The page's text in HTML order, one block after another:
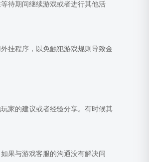
待期间继续游戏或者进行其他活
挂程序，以免触犯游戏规则导致金
家的建议或者经验分享。有时候其
果与游戏客服的沟通没有解决问